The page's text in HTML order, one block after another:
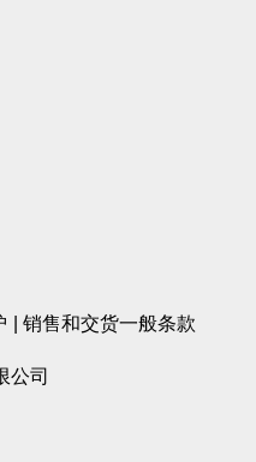
销售和交货一般条款
公司